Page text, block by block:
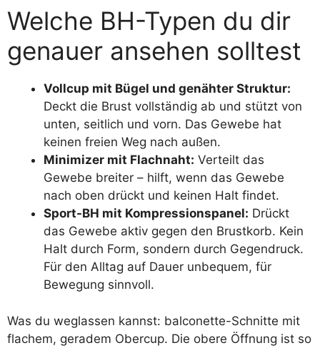
Welche BH-Typen du dir
genauer ansehen solltest
Vollcup mit Bügel und genähter Struktur:
Deckt die Brust vollständig ab und stützt von
unten, seitlich und vorn. Das Gewebe hat
keinen freien Weg nach außen.
Minimizer mit Flachnaht: Verteilt das
Gewebe breiter – hilft, wenn das Gewebe
nach oben drückt und keinen Halt findet.
Sport-BH mit Kompressionspanel: Drückt
das Gewebe aktiv gegen den Brustkorb. Kein
Halt durch Form, sondern durch Gegendruck.
Für den Alltag auf Dauer unbequem, für
Bewegung sinnvoll.
Was du weglassen kannst: balconette-Schnitte mit
flachem, geradem Obercup. Die obere Öffnung ist so